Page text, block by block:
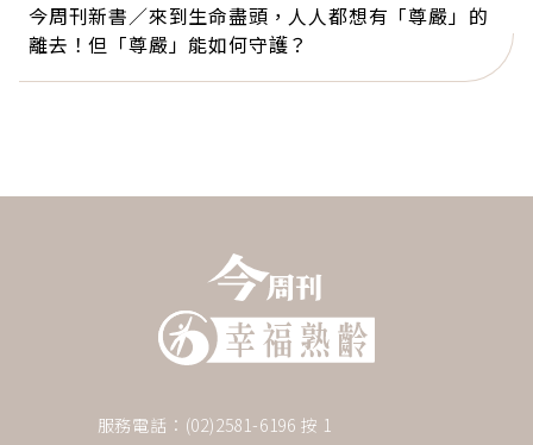
今周刊新書／來到生命盡頭，人人都想有「尊嚴」的
離去！但「尊嚴」能如何守護？
服務電話：(02)2581-6196 按 1